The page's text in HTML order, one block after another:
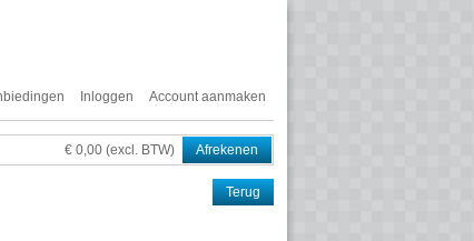
Inloggen Account aanmaken
€ 0,00 (excl. BTW) Afrekenen
Terug